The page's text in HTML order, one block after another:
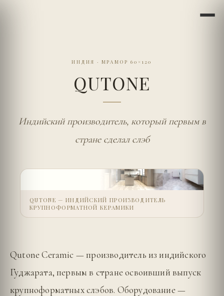
ИНДИЯ · МРАМОР 60×120
QUTONE
Индийский производитель, который первым в
стране сделал слэб
QUTONE — ИНДИЙСКИЙ ПРОИЗВОДИТЕЛЬ
КРУПНОФОРМАТНОЙ КЕРАМИКИ
Qutone Ceramic — производитель из индийского
Гуджарата, первым в стране освоивший выпуск
крупноформатных слэбов. Оборудование —